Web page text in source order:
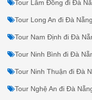
Tour Hưng Yên đi Đà
Tour Kiên Giang đi Đà
Tour Kon Tum đi Đà
Tour Khánh Hòa đi Đà
Tour Lai Châu đi Đà